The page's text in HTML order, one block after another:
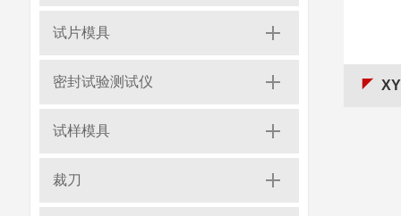
试片模具
密封试验测试仪
试样模具
裁刀